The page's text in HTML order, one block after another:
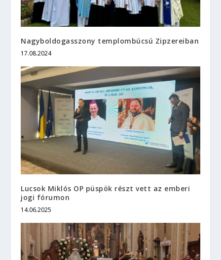
Nagyboldogasszony templombúcsú Zipzereiban
17.08.2024
Lucsok Miklós OP püspök részt vett az emberi
jogi fórumon
14.06.2025